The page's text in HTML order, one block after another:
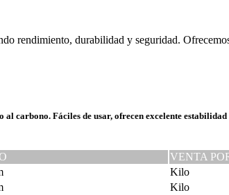
rendimiento, durabilidad y seguridad.
carbono. Fáciles de usar, ofrecen excelente
VENTA
Kilo
Kilo